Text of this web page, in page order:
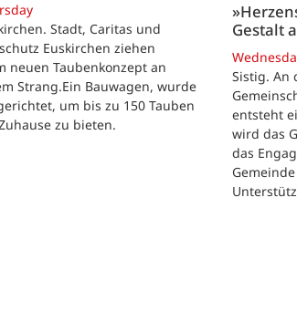
Stadt, Caritas und
Euskirchen ziehen
neuen Taubenkonzept an
Strang.Ein Bauwagen, wurde
um bis zu 150 Tauben
zu bieten.
Gestalt
Sistig. An
entsteht
wird das
das